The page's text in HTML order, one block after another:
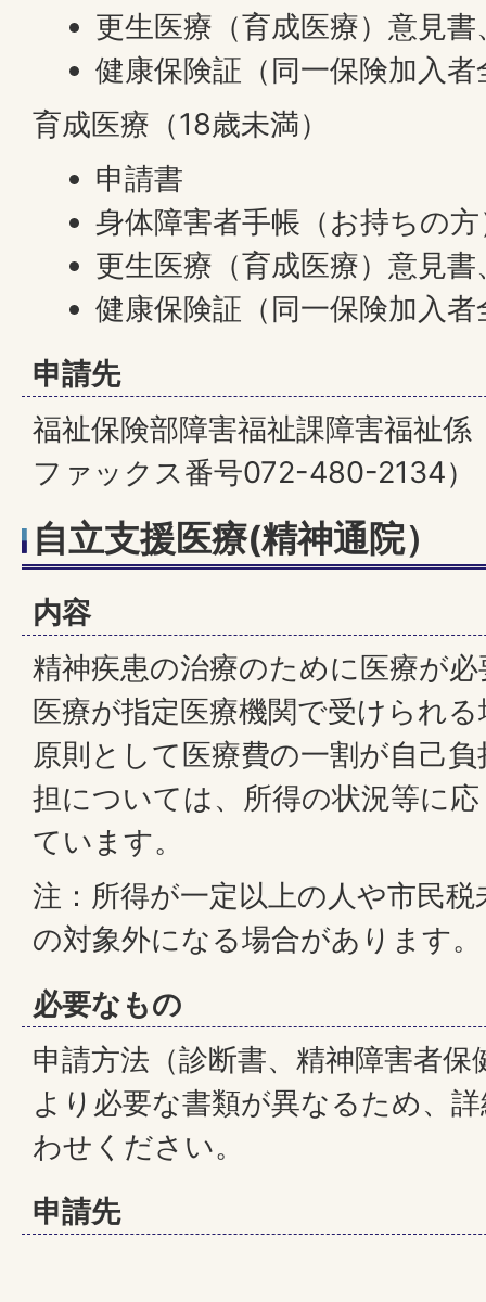
更生医療（育成医療）意見
健康保険証（同一保険加入者
育成医療（18歳未満）
申請書
身体障害者手帳（お持ちの
更生医療（育成医療）意見
健康保険証（同一保険加入者
申請先
福祉保険部障害福祉課障害福祉
ファックス番号072-480-2134）
自立支援医療(精神通院）
内容
精神疾患の治療のために医療が
医療が指定医療機関で受けられ
原則として医療費の一割が自己
担については、所得の状況等に
ています。
注：所得が一定以上の人や市民
の対象外になる場合があります。
必要なもの
申請方法（診断書、精神障害者
より必要な書類が異なるため、
わせください。
申請先